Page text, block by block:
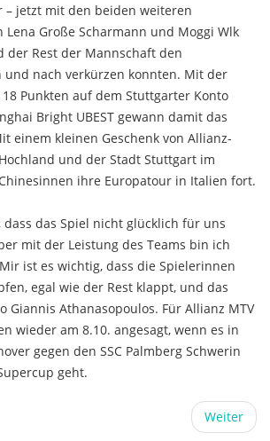
– jetzt mit den beiden weiteren
Lena Große Scharmann und Moggi Wlk
der Rest der Mannschaft den
und nach verkürzen konnten. Mit der
Punkten auf dem Stuttgarter Konto
Bright UBEST gewann damit das
einem kleinen Geschenk von Allianz-
und der Stadt Stuttgart im
ihre Europatour in Italien fort.
dass das Spiel nicht glücklich für uns
mit der Leistung des Teams bin ich
ist es wichtig, dass die Spielerinnen
egal wie der Rest klappt, und das
Giannis Athanasopoulos. Für Allianz MTV
wieder am 8.10. angesagt, wenn es in
gegen den SSC Palmberg Schwerin
geht.
Weiter